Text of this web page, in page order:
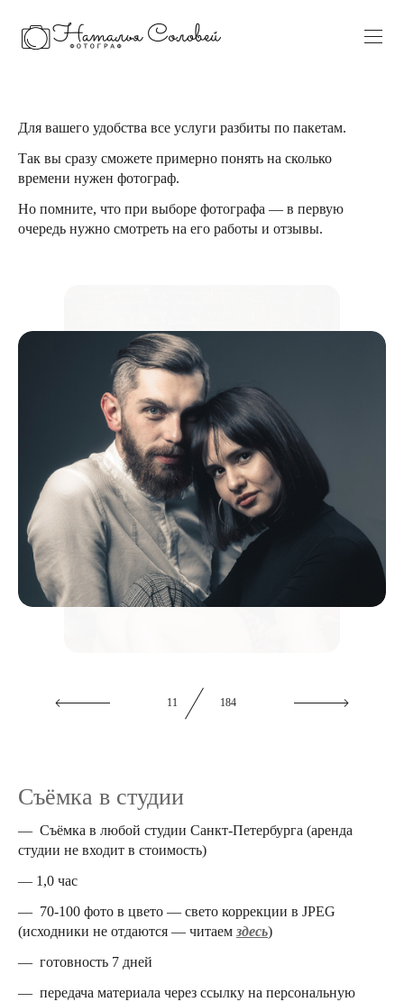
Для вашего удобства все услуги разбиты по пакетам.
Так вы сразу сможете примерно понять на сколько
времени нужен фотограф.
Но помните, что при выборе фотографа — в первую
очередь нужно смотреть на его работы и отзывы.
Съёмка в студии
— Съёмка в любой студии Санкт-Петербурга (аренда
студии не входит в стоимость)
— 1,0 час
— 70-100 фото в цвето — свето коррекции в JPEG
(исходники не отдаются — читаем здесь)
— готовность 7 дней
— передача материала через ссылку на персональную
12 184